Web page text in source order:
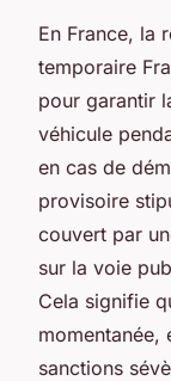
En France, la
temporaire
pour garantir
véhicule
en cas de
provisoire
couvert par
sur la voie
Cela signifie
momentanée,
sanctions